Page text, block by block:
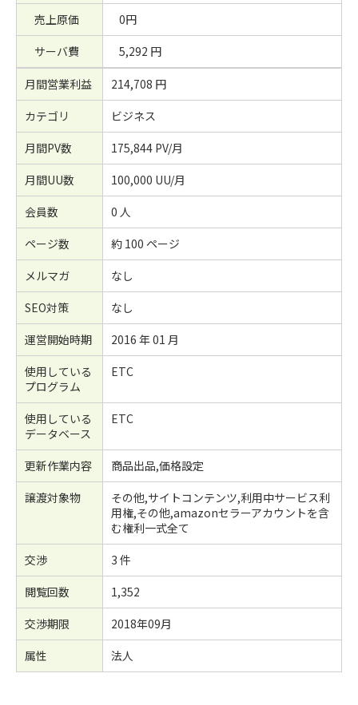
売上原価
0円
サーバ費
5,292 円
月間営業利益
214,708 円
カテゴリ
ビジネス
月間PV数
175,844 PV/月
月間UU数
100,000 UU/月
会員数
0 人
ページ数
約 100 ページ
メルマガ
なし
SEO対策
なし
運営開始時期
2016 年 01 月
使用している
プログラム
ETC
使用している
データベース
ETC
更新作業内容
商品出品,価格設定
譲渡対象物
その他,サイトコンテンツ,利用中サービス利
用権,その他,amazonセラーアカウントを含
む権利一式全て
交渉
3 件
閲覧回数
1,352
交渉期限
2018年09月
属性
法人